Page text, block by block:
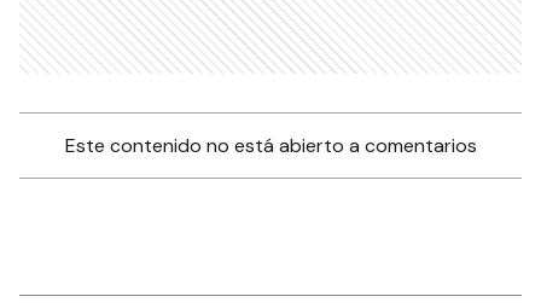
Este contenido no está abierto a comentarios